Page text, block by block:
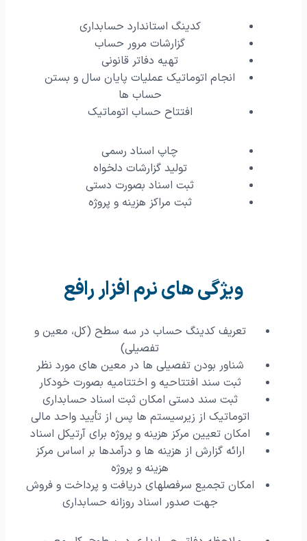
کدینگ استاندارد حسابداری
گزارشات مرور حساب
تهیه دفاتر قانونی
انجام اتوماتیک عملیات پایان سال و بستن
حساب ها
افتتاح حساب اتوماتیک
چاپ اسناد رسمی
تولید گزارشات دلخواه
ثبت اسناد بصورت دستی
ثبت مراکز هزینه و پروژه
ویژگی های نرم افزار رافع
تعریف کدینگ حساب در سه سطح (کل، معین و
تفصیلی)
شناور بودن تفصیلی ها در معین های مورد نظر
ثبت سند افتتاحیه و اختتامیه بصورت خودکار
ثبت سند دستی امکان ثبت اسناد حسابداری
اتوماتیک از زیرسیستم ها پس از تأیید واحد مالی
امکان تعیین مرکز هزینه و پروژه برای آرتیکل اسناد
ارائه گزارش از هزینه ها و درآمدها بر اساس مرکز
هزینه و پروژه
امکان تجمیع سرفصلهای دریافت و پرداخت و فروش
جهت صدور اسناد روزانه حسابداری